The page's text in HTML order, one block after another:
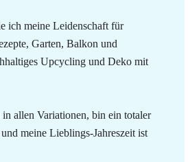
ich meine Leidenschaft für
Garten, Balkon und
Upcycling und Deko mit
allen Variationen, bin ein totaler
meine Lieblings-Jahreszeit ist